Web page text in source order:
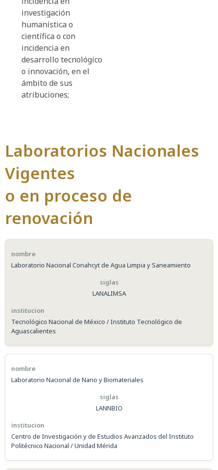
investigación
humanística o
científica o con
incidencia en
desarrollo tecnológico
o innovación, en el
ámbito de sus
atribuciones;
Laboratorios Nacionales
Vigentes
o en proceso de
renovación
Laboratorio Nacional Conahcyt de Agua Limpia y Saneamiento
LANALIMSA
Tecnológico Nacional de México / Instituto Tecnológico de
Aguascalientes
Laboratorio Nacional de Nano y Biomateriales
LANNBIO
Centro de Investigación y de Estudios Avanzados del Instituto
Politécnico Nacional / Unidad Mérida